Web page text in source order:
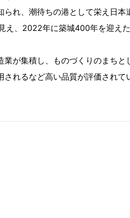
れ、潮待ちの港として栄え日本
え、2022年に築城400年を迎え
が集積し、ものづくりのまちと
れるなど高い品質が評価されて